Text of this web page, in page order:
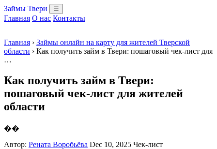
Займы Твери ☰
Главная О нас Контакты
Главная › Займы онлайн на карту для жителей Тверской
области › Как получить займ в Твери: пошаговый чек-лист для
…
Как получить займ в Твери:
пошаговый чек-лист для жителей
области
��
Автор: Рената Воробьёва Dec 10, 2025 Чек-лист